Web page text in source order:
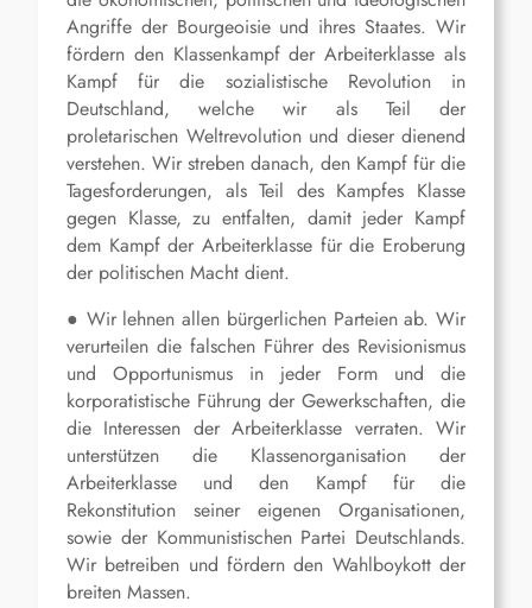
Angriffe der Bourgeoisie und ihres Staates. Wir
fördern den Klassenkampf der Arbeiterklasse als
Kampf für die sozialistische Revolution in
Deutschland, welche wir als Teil der
proletarischen Weltrevolution und dieser dienend
verstehen. Wir streben danach, den Kampf für die
Tagesforderungen, als Teil des Kampfes Klasse
gegen Klasse, zu entfalten, damit jeder Kampf
dem Kampf der Arbeiterklasse für die Eroberung
der politischen Macht dient.
● Wir lehnen allen bürgerlichen Parteien ab. Wir
verurteilen die falschen Führer des Revisionismus
und Opportunismus in jeder Form und die
korporatistische Führung der Gewerkschaften, die
die Interessen der Arbeiterklasse verraten. Wir
unterstützen die Klassenorganisation der
Arbeiterklasse und den Kampf für die
Rekonstitution seiner eigenen Organisationen,
sowie der Kommunistischen Partei Deutschlands.
Wir betreiben und fördern den Wahlboykott der
breiten Massen.